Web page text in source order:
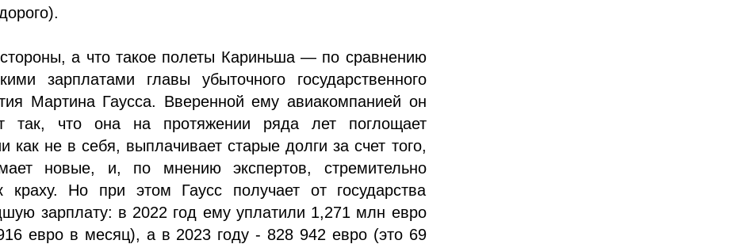
а что такое полеты Кариньша — по сравнению
зарплатами главы убыточного государственного
Мартина Гаусса. Вверенной ему авиакомпанией он
так, что она на протяжении ряда лет поглощает
как не в себя, выплачивает старые долги за счет того,
новые, и, по мнению экспертов, стремительно
краху. Но при этом Гаусс получает от государства
зарплату: в 2022 год ему уплатили 1,271 млн евро
евро в месяц), а в 2023 году - 828 942 евро (это 69